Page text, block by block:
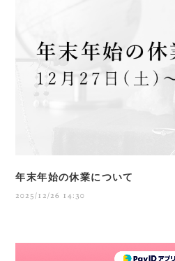
年末年始の休業について
2025/12/26 14:30